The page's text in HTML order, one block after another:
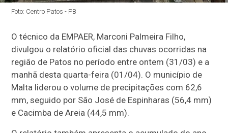
Foto: Centro Patos - PB
O técnico da EMPAER, Marconi Palmeira Filho,
divulgou o relatório oficial das chuvas ocorridas na
região de Patos no período entre ontem (31/03) e a
manhã desta quarta-feira (01/04). O município de
Malta liderou o volume de precipitações com 62,6
mm, seguido por São José de Espinharas (56,4 mm)
e Cacimba de Areia (44,5 mm).